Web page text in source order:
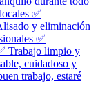
✅
y eliminación
✅
Trabajo limpio y
cuidadoso y
trabajo, estaré